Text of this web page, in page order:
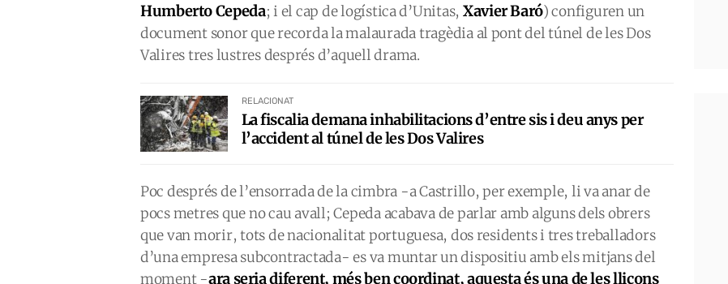
Humberto Cepeda; i el cap de logística d’Unitas, Xavier Baró) configuren un
document sonor que recorda la malaurada tragèdia al pont del túnel de les Dos
Valires tres lustres després d’aquell drama.
RELACIONAT
La fiscalia demana inhabilitacions d’entre sis i deu anys per
l’accident al túnel de les Dos Valires
Poc després de l’ensorrada de la cimbra -a Castrillo, per exemple, li va anar de
pocs metres que no cau avall; Cepeda acabava de parlar amb alguns dels obrers
que van morir, tots de nacionalitat portuguesa, dos residents i tres treballadors
d’una empresa subcontractada- es va muntar un dispositiu amb els mitjans del
moment -ara seria diferent, més ben coordinat, aquesta és una de les lliçons